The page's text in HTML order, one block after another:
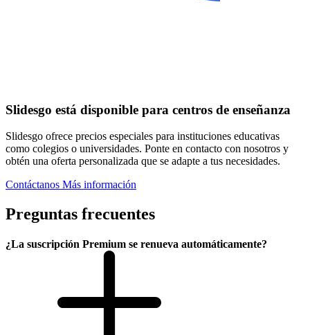
Slidesgo está disponible para centros de enseñanza
Slidesgo ofrece precios especiales para instituciones educativas
como colegios o universidades. Ponte en contacto con nosotros y
obtén una oferta personalizada que se adapte a tus necesidades.
Contáctanos Más información
Preguntas frecuentes
¿La suscripción Premium se renueva automáticamente?